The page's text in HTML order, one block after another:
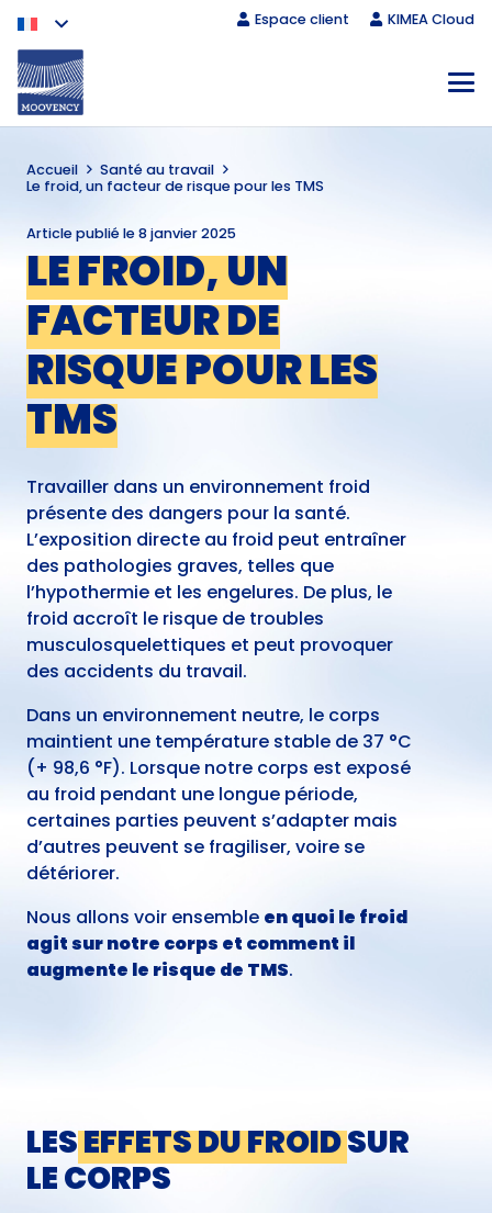
Espace client KIMEA Cloud
Accueil
Santé au travail
Le froid, un facteur de risque pour les TMS
Article publié le8 janvier 2025
LE FROID, UN
FACTEUR DE
RISQUE POUR LES
TMS
Travailler dans un environnement froid
présente des dangers pour la santé.
L’exposition directe au froid peut entraîner
des pathologies graves, telles que
l’hypothermie et les engelures. De plus, le
froid accroît le risque de troubles
musculosquelettiques et peut provoquer
des accidents du travail.
Dans un environnement neutre, le corps
maintient une température stable de 37 °C
(+ 98,6 °F). Lorsque notre corps est exposé
au froid pendant une longue période,
certaines parties peuvent s’adapter mais
d’autres peuvent se fragiliser, voire se
détériorer.
Nous allons voir ensemble en quoi le froid
agit sur notre corps et comment il
augmente le risque de TMS.
LESEFFETS DU FROIDSUR
LE CORPS